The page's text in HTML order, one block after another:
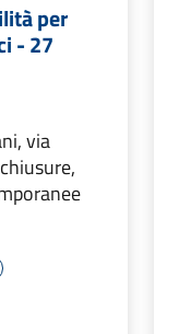
per
- 27
via